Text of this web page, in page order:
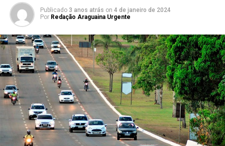
Publicado 3 anos atrás on 4 de janeiro de 2024
Por Redação Araguaina Urgente